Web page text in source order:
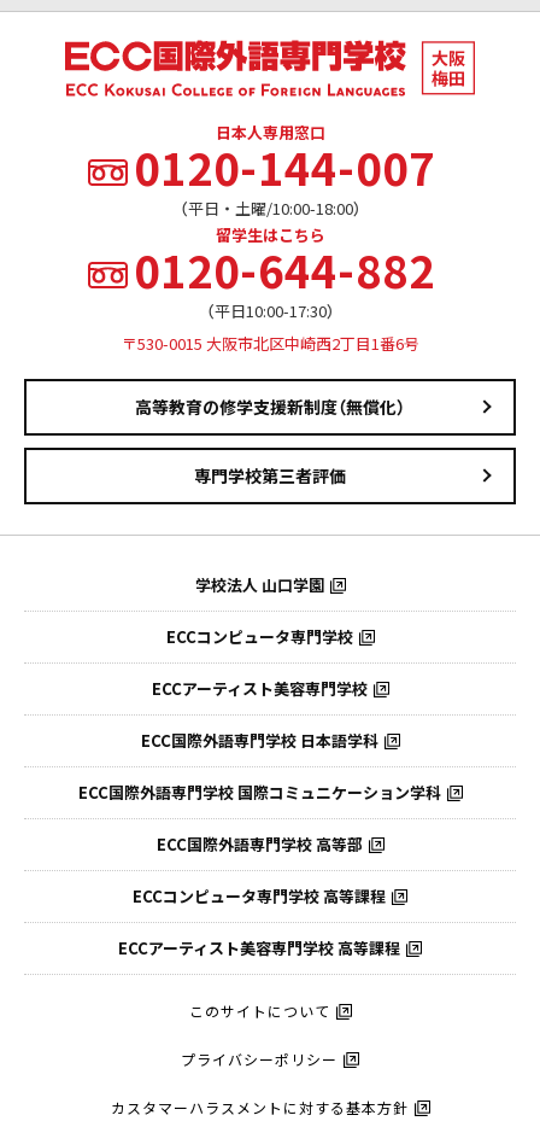
日本人専用窓口
0120-144-007
（平日・土曜/10:00-18:00）
留学生はこちら
0120-644-882
（平日10:00-17:30）
〒530-0015 大阪市北区中崎西2丁目1番6号
高等教育の修学支援新制度（無償化）
専門学校第三者評価
学校法人 山口学園
ECCコンピュータ専門学校
ECCアーティスト美容専門学校
ECC国際外語専門学校 日本語学科
ECC国際外語専門学校 国際コミュニケーション学科
ECC国際外語専門学校 高等部
ECCコンピュータ専門学校 高等課程
ECCアーティスト美容専門学校 高等課程
このサイトについて
プライバシーポリシー
カスタマーハラスメントに対する基本方針